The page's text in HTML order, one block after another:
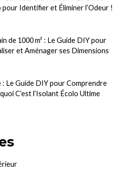
pour Identifier et Éliminer l’Odeur !
de 1000 m² : Le Guide DIY pour
et Aménager ses Dimensions
: Le Guide DIY pour Comprendre
C’est l’Isolant Écolo Ultime